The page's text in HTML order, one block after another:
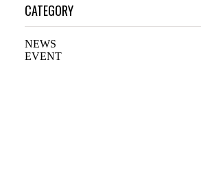
CATEGORY
NEWS
EVENT